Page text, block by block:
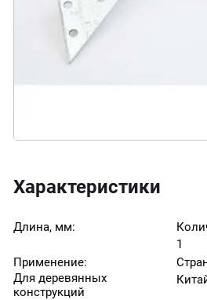
Характеристики
Длина, мм:
1
Применение:
Для деревянных
конструкций